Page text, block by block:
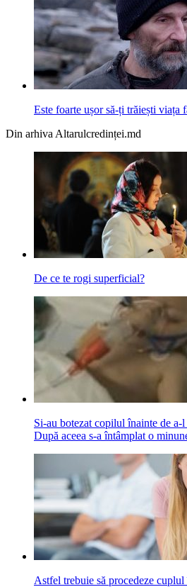
Este foarte ușor să-ți trăiești viața
Din arhiva Altarulcredinței.md
De ce te rogi superficial?
Si-au botezat copilul înainte de a-l
După aceea s-a întâmplat o
Astfel trebuie să procedeze